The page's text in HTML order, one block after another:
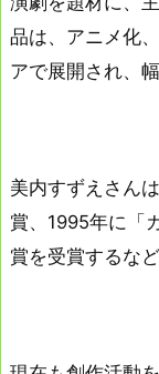
品は、アニメ化
アで展開され、
美内すずえさん
賞、1995年に「
賞を受賞するな